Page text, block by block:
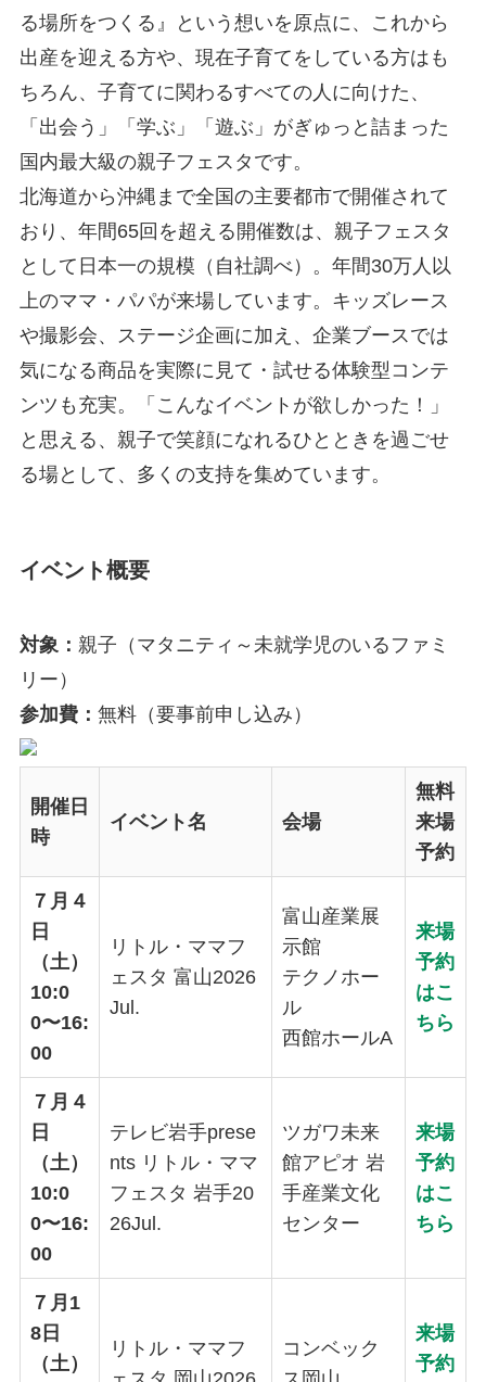
る場所をつくる』という想いを原点に、これから
出産を迎える方や、現在子育てをしている方はも
ちろん、子育てに関わるすべての人に向けた、
「出会う」「学ぶ」「遊ぶ」がぎゅっと詰まった
国内最大級の親子フェスタです。
北海道から沖縄まで全国の主要都市で開催されて
おり、年間65回を超える開催数は、親子フェスタ
として日本一の規模（自社調べ）。年間30万人以
上のママ・パパが来場しています。キッズレース
や撮影会、ステージ企画に加え、企業ブースでは
気になる商品を実際に見て・試せる体験型コンテ
ンツも充実。「こんなイベントが欲しかった！」
と思える、親子で笑顔になれるひとときを過ごせ
る場として、多くの支持を集めています。
イベント概要
対象： 親子（マタニティ～未就学児のいるファミ
リー）
参加費： 無料（要事前申し込み）
開催日
時
イベント名 会場
無料
来場
予約
７月４
日
（土）
10:0
0〜16:
00
リトル・ママフ
ェスタ 富山2026
Jul.
富山産業展
示館
テクノホー
ル
西館ホールA
来場
予約
はこ
ちら
７月４
日
（土）
10:0
0〜16:
00
テレビ岩手prese
nts リトル・ママ
フェスタ 岩手20
26Jul.
ツガワ未来
館アピオ 岩
手産業文化
センター
来場
予約
はこ
ちら
７月1
8日
（土）
リトル・ママフ
コンベック
来場
予約